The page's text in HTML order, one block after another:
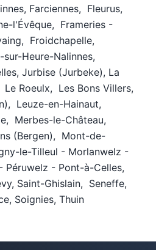
Farciennes, Fleurus,
l'Évêque, Frameries -
Froidchapelle,
sur-Heure-Nalinnes,
Jurbise (Jurbeke), La
Roeulx, Les Bons Villers,
Leuze-en-Hainaut,
Merbes-le-Château,
(Bergen), Mont-de-
le-Tilleul - Morlanwelz -
Péruwelz - Pont-à-Celles,
Saint-Ghislain, Seneffe,
Soignies, Thuin